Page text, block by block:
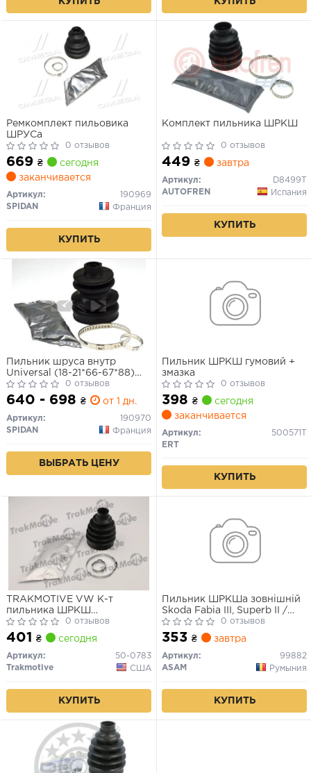
КУПИТЬ КУПИТЬ
Ремкомплект пильовика
ШРУСа
0 отзывов
669 ₴
сегодня
заканчивается
Артикул:
190969
SPIDAN
Франция
КУПИТЬ
Комплект пильника ШРКШ
0 отзывов
449 ₴ завтра
Артикул:
D8499T
AUTOFREN
Испания
КУПИТЬ
Пильник шруса внутр
Universal (18-21*66-67*88)
(Flex boot)
0 отзывов
640 - 698 ₴ от 1 дн.
Артикул:
190970
SPIDAN
Франция
ВЫБРАТЬ ЦЕНУ
Пильник ШРКШ гумовий +
змазка
0 отзывов
398 ₴
сегодня
заканчивается
Артикул:
500571T
ERT
КУПИТЬ
TRAKMOTIVE VW К-т
пильника ШРКШ
100,5*22,2*67 LUPO I (6X1,
6E1) 1.2 TDI 3L 99-05, OPEL
AGILA 1.2 16V 00-07, KIA
PICANTO I 1.1 04-11, AUDI R8
Spyder 4.2 FSI 10-15
0 отзывов
401 ₴ сегодня
Артикул:
50-0783
Trakmotive
США
КУПИТЬ
Пильник ШРКШа зовнішній
Skoda Fabia III, Superb II /
Renault Kangoo I, Clio II / VW
Passat B6, Golf V, VI, Tiguan
(99882) Asam
0 отзывов
353 ₴ завтра
Артикул:
99882
ASAM
Румыния
КУПИТЬ